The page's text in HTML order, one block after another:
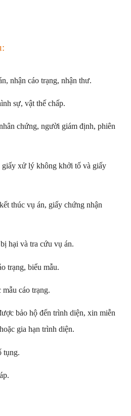
nhận cáo trạng, nhận thư.
sự, vật thế chấp.
chứng, người giám định, phiên
giấy xử lý không khởi tố và giấy
thúc vụ án, giấy chứng nhận
hại và tra cứu vụ án.
trạng, biểu mẫu.
cáo trạng.
bảo hộ đến trình diện, xin miễn
gia hạn trình diện.
tụng.